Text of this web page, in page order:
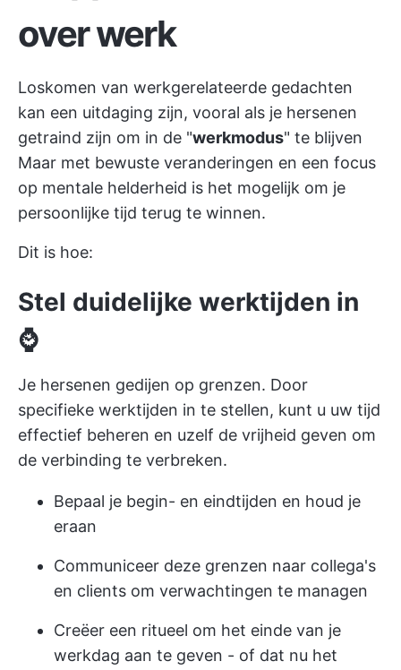
over werk
Loskomen van werkgerelateerde gedachten
kan een uitdaging zijn, vooral als je hersenen
getraind zijn om in de "werkmodus" te blijven
Maar met bewuste veranderingen en een focus
op mentale helderheid is het mogelijk om je
persoonlijke tijd terug te winnen.
Dit is hoe:
Stel duidelijke werktijden in
⌚
Je hersenen gedijen op grenzen. Door
specifieke werktijden in te stellen, kunt u uw tijd
effectief beheren en uzelf de vrijheid geven om
de verbinding te verbreken.
Bepaal je begin- en eindtijden en houd je
eraan
Communiceer deze grenzen naar collega's
en clients om verwachtingen te managen
Creëer een ritueel om het einde van je
werkdag aan te geven - of dat nu het